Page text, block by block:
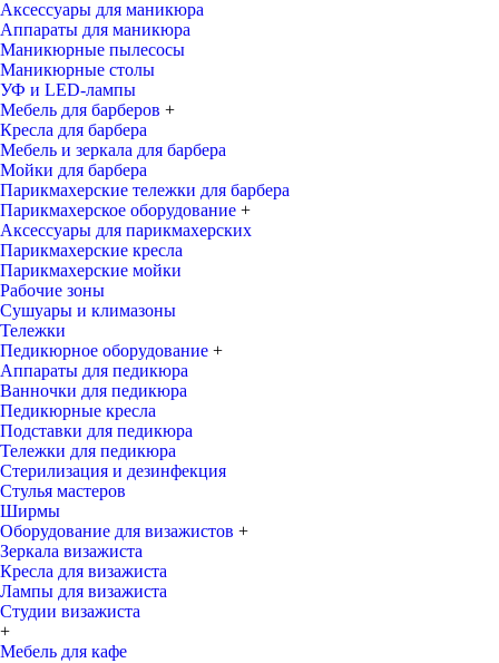
Аксессуары для маникюра
Аппараты для маникюра
Маникюрные пылесосы
Маникюрные столы
УФ и LED-лампы
Мебель для барберов +
Кресла для барбера
Мебель и зеркала для барбера
Мойки для барбера
Парикмахерские тележки для барбера
Парикмахерское оборудование +
Аксессуары для парикмахерских
Парикмахерские кресла
Парикмахерские мойки
Рабочие зоны
Сушуары и климазоны
Тележки
Педикюрное оборудование +
Аппараты для педикюра
Ванночки для педикюра
Педикюрные кресла
Подставки для педикюра
Тележки для педикюра
Стерилизация и дезинфекция
Стулья мастеров
Ширмы
Оборудование для визажистов +
Зеркала визажиста
Кресла для визажиста
Лампы для визажиста
Студии визажиста
+
Мебель для кафе